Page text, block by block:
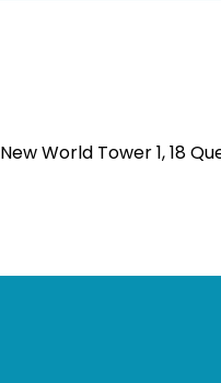
New World Tower 1, 18